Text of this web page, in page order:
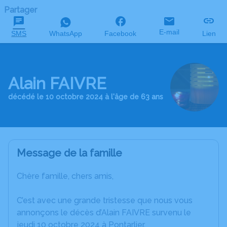
Partager
SMS WhatsApp Facebook E-mail Lien
Alain FAIVRE
décédé le 10 octobre 2024 à l'âge de 63 ans
Message de la famille
Chère famille, chers amis,
C’est avec une grande tristesse que nous vous
annonçons le décès d’Alain FAIVRE survenu le
jeudi 10 octobre 2024 à Pontarlier.